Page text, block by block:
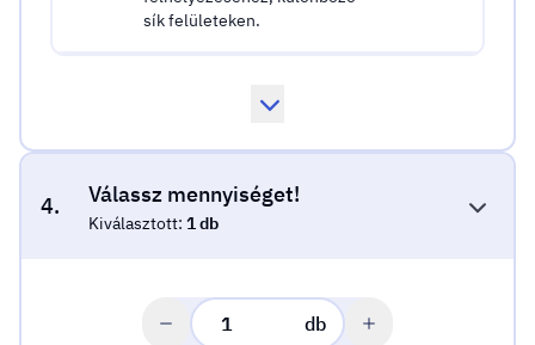
sík felületeken.
4. Válassz mennyiséget!
Kiválasztott: 1 db
db